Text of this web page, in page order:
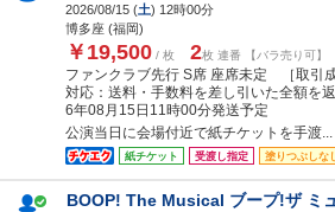
2026/08/15 (土) 12時00分
博多座 (福岡)
￥19,500 / 枚 2枚 連番 【バラ売り可】
ファンクラブ先行 S席 座席未定 ［取引
対応：送料・手数料を差し引いた全額を
6年08月15日11時00分発送予定
公演当日に会場付近で紙チケットを手渡...
紙チケット 受渡し指定 塗りつぶしな
BOOP! The Musical ブープ!ザ ミ